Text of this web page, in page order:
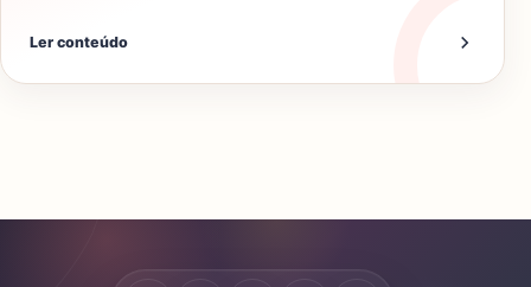
Ler conteúdo